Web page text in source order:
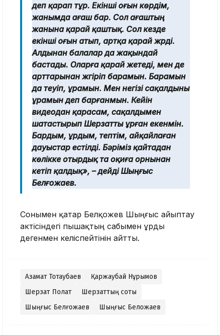
деп қарап тұр. Екінші оғын көрдім,
жанымда ағаш бар. Сол ағаштың
жанына қарай қаштық. Сол кезде
екінші оғын атып, артқа қарай жүрді.
Алдынан балалар да жақындай
бастады. Оларға қарай жетеді, мен де
арттарынан жүгіріп барамын. Барамын
да теуіп, ұрамын. Мен негізі сақалдыны
ұрамын деп барғанмын. Кейін
видеодан қарасам, сақалдымен
шатастырып Шерзатты ұрған екенмін.
Бардым, ұрдым, тептім, айқайлаған
дауыстар естілді. Бәріміз қайтадан
көлікке отырдық та оқиға орнынан
кетіп қалдық», – дейді Шыңғыс
Белғожаев.
Сонымен қатар Белқожев Шыңғыс айыптау
актісіндегі пышақтың сабымен ұрды
дегенмен келіспейтінін айтты.
Азамат Тоқтаубаев
Қаржаубай Нұрымов
Шерзат Полат
Шерзаттың соты
Шыңғыс Белғожаев
Шыңғыс Белқожаев